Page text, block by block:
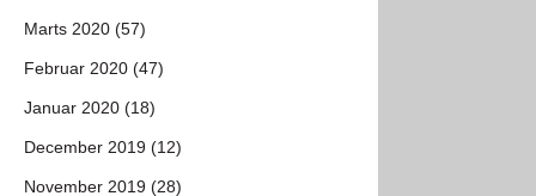
Marts 2020 (57)
Februar 2020 (47)
Januar 2020 (18)
December 2019 (12)
November 2019 (28)